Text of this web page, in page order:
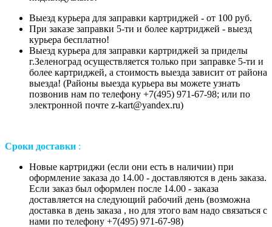
Выезд курьера для заправки картриджей - от 100 руб.
При заказе заправки 5-ти и более картриджей - выезд
курьера бесплатно!
Выезд курьера для заправки картриджей за приделы
г.Зеленоград осуществляется только при заправке 5-ти и
более картриджей, а стоимость выезда зависит от района
выезда! (Районы выезда курьера вы можете узнать
позвонив нам по телефону +7(495) 971-67-98; или по
электронной почте z-kart@yandex.ru)
Сроки доставки :
Новые картриджи (если они есть в наличии) при
оформление заказа до 14.00 - доставляются в день заказа.
Если заказ был оформлен после 14.00 - заказа
доставляется на следующий рабочий день (возможна
доставка в день заказа , но для этого вам надо связаться с
нами по телефону +7(495) 971-67-98)